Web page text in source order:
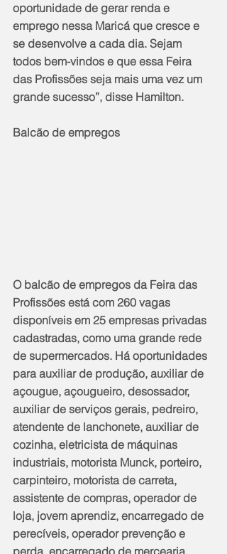
oportunidade de gerar renda e
emprego nessa Maricá que cresce e
se desenvolve a cada dia. Sejam
todos bem-vindos e que essa Feira
das Profissões seja mais uma vez um
grande sucesso”, disse Hamilton.
Balcão de empregos
O balcão de empregos da Feira das
Profissões está com 260 vagas
disponíveis em 25 empresas privadas
cadastradas, como uma grande rede
de supermercados. Há oportunidades
para auxiliar de produção, auxiliar de
açougue, açougueiro, desossador,
auxiliar de serviços gerais, pedreiro,
atendente de lanchonete, auxiliar de
cozinha, eletricista de máquinas
industriais, motorista Munck, porteiro,
carpinteiro, motorista de carreta,
assistente de compras, operador de
loja, jovem aprendiz, encarregado de
perecíveis, operador prevenção e